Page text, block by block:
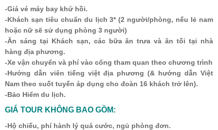
-Giá vé máy bay khứ hồi.
-Khách sạn tiêu chuẩn du lịch 3* (2 người/phòng, nếu lẻ nam
hoặc nữ sẽ sử dụng phòng 3 người)
-Ăn sáng tại Khách sạn, các bữa ăn trưa và ăn tối tại nhà
hàng địa phương.
-Xe vận chuyển và phí vào cổng tham quan theo chương trình
-Hướng dẫn viên tiếng việt địa phương (& hướng dẫn Việt
Nam theo suốt tuyến áp dụng cho đoàn 16 khách trở lên).
-Bảo Hiểm du lịch.
GIÁ TOUR KHÔNG BAO GỒM:
-Hộ chiếu, phí hành lý quá cước, ngủ phòng đơn.